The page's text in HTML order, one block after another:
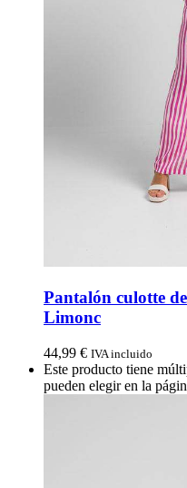
Pantalón culotte
Limonc
44,99 € IVA incluido
Este producto tiene
pueden elegir en la